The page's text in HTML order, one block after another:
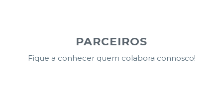
PARCEIROS
Fique a conhecer quem colabora connosco!